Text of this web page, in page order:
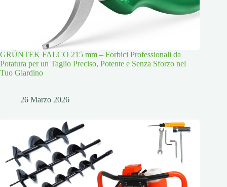
GRÜNTEK FALCO 215 mm – Forbici Professionali da
Potatura per un Taglio Preciso, Potente e Senza Sforzo nel
Tuo Giardino
26 Marzo 2026